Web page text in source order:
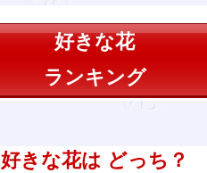
好きな花
ランキング
好きな花は どっち？